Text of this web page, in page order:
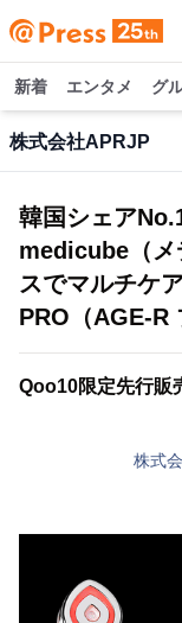
新着 エンタメ グ
株式会社APRJP
韓国シェア
medicube（メ
スでマルチケ
PRO（AGE-R
Qoo10限定先行販
株式